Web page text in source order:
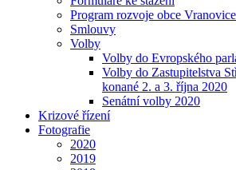
Program rozvoje obce
Smlouvy
Volby
Volby do Evropského
Volby do Zastupitelstva
konané 2. a 3. října 2020
Senátní volby 2020
Krizové řízení
Fotografie
2020
2019